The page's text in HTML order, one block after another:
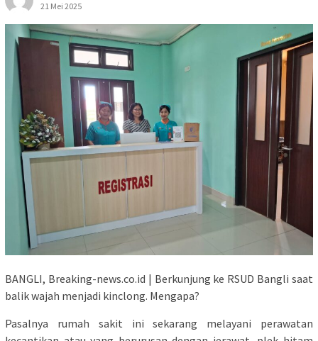
21 Mei 2025
BANGLI, Breaking-news.co.id | Berkunjung ke RSUD Bangli saat
balik wajah menjadi kinclong. Mengapa?
Pasalnya rumah sakit ini sekarang melayani perawatan